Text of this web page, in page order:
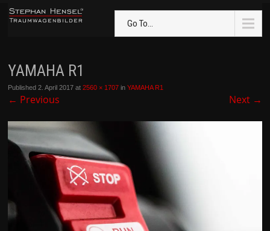
Go To...
YAMAHA R1
Published2. April 2017 at2560 × 1707 inYAMAHA R1
← Previous Next →